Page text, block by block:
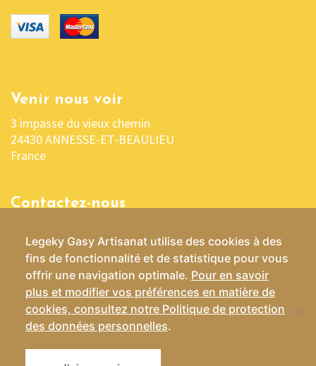
Venir nous voir
3 impasse du vieux chemin
24430 ANNESSE-ET-BEAULIEU
France
Contactez-nous
contact@lekelygasy-artisanat.fr
Conditions Générales de Vente
Legeky Gasy Artisanat utilise des cookies à des
fins de fonctionnalité et de statistique pour vous
offrir une navigation optimale. Pour en savoir
plus et modifier vos préférences en matière de
cookies, consultez notre Politique de protection
des données personnelles.